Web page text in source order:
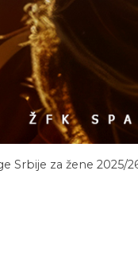
Srbije za žene 2025/